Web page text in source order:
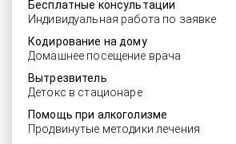
Бесплатные консультации
Индивидуальная работа по заявке
Кодирование на дому
Домашнее посещение врача
Вытрезвитель
Детокс в стационаре
Помощь при алкоголизме
Продвинутые методики лечения